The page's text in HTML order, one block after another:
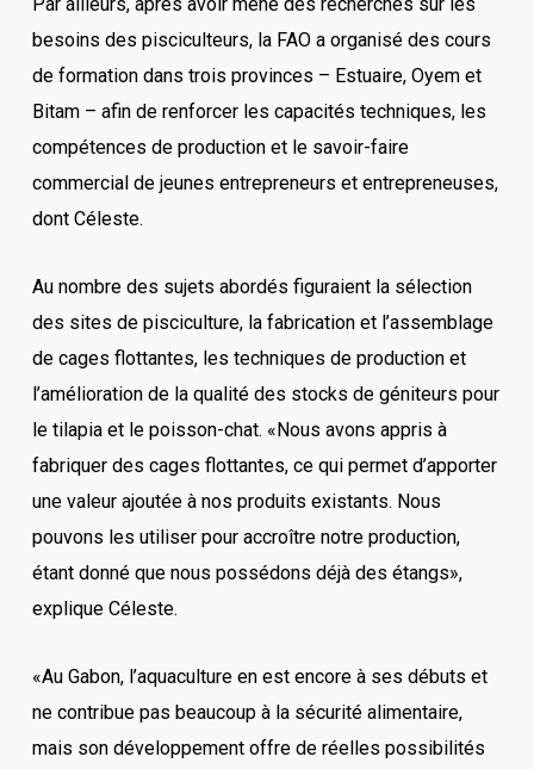
besoins des pisciculteurs, la FAO a organisé des cours
de formation dans trois provinces – Estuaire, Oyem et
Bitam – afin de renforcer les capacités techniques, les
compétences de production et le savoir-faire
commercial de jeunes entrepreneurs et entrepreneuses,
dont Céleste.
Au nombre des sujets abordés figuraient la sélection
des sites de pisciculture, la fabrication et l’assemblage
de cages flottantes, les techniques de production et
l’amélioration de la qualité des stocks de géniteurs pour
le tilapia et le poisson-chat. «Nous avons appris à
fabriquer des cages flottantes, ce qui permet d’apporter
une valeur ajoutée à nos produits existants. Nous
pouvons les utiliser pour accroître notre production,
étant donné que nous possédons déjà des étangs»,
explique Céleste.
«Au Gabon, l’aquaculture en est encore à ses débuts et
ne contribue pas beaucoup à la sécurité alimentaire,
mais son développement offre de réelles possibilités